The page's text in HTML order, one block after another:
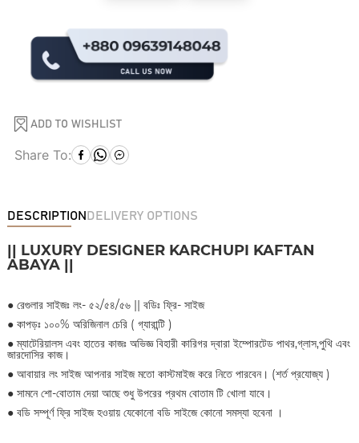
ADD TO WISHLIST
Share To:
DESCRIPTION DELIVERY OPTIONS
|| LUXURY DESIGNER KARCHUPI KAFTAN
ABAYA ||
●রেগুলার সাইজঃ লং- ৫২/৫৪/৫৬ || বডিঃ ফ্রি- সাইজ
●কাপড়ঃ ১০০% অরিজিনাল চেরি ( গ্যারান্টি )
●ম্যাটেরিয়ালস এবং হাতের কাজঃ অভিজ্ঞ বিহারী কারিগর দ্বারা ইম্পোরটেড পাথর,গ্লাস,পুথি এবং
জারদোসির কাজ।
●আবায়ার লং সাইজ আপনার সাইজ মতো কাস্টমাইজ করে নিতে পারবেন। (শর্ত প্রযোজ্য )
●সামনে শো-বোতাম দেয়া আছে শুধু উপরের প্রথম বোতাম টি খোলা যাবে।
●বডি সম্পূর্ণ ফ্রি সাইজ হওয়ায় যেকোনো বডি সাইজে কোনো সমস্যা হবেনা ।